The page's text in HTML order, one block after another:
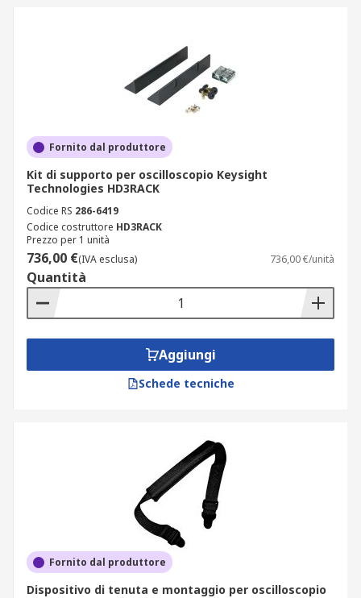
Fornito dal produttore
Kit di supporto per oscilloscopio Keysight
Technologies HD3RACK
Codice RS 286-6419
Codice costruttore HD3RACK
Prezzo per 1 unità
736,00 €(IVA esclusa) 736,00 €/unità
Quantità
Aggiungi
Schede tecniche
Fornito dal produttore
Dispositivo di tenuta e montaggio per oscilloscopio